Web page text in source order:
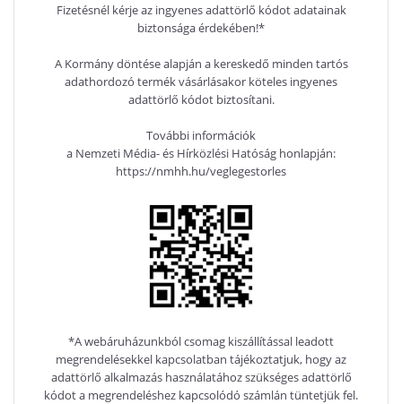
Fizetésnél kérje az ingyenes adattörlő kódot adatainak
biztonsága érdekében!*
A Kormány döntése alapján a kereskedő minden tartós
adathordozó termék vásárlásakor köteles ingyenes
adattörlő kódot biztosítani.
További információk
a Nemzeti Média- és Hírközlési Hatóság honlapján:
https://nmhh.hu/veglegestorles
*A webáruházunkból csomag kiszállítással leadott
megrendelésekkel kapcsolatban tájékoztatjuk, hogy az
adattörlő alkalmazás használatához szükséges adattörlő
kódot a megrendeléshez kapcsolódó számlán tüntetjük fel.